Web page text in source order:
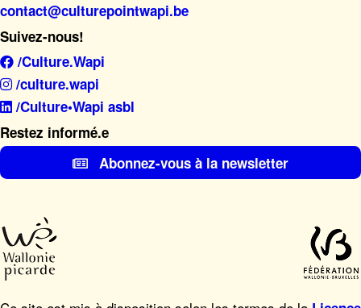
contact@culturepointwapi.be
Suivez-nous!
/Culture.Wapi
/culture.wapi
/Culture•Wapi asbl
Restez informé.e
Abonnez-vous à la newsletter